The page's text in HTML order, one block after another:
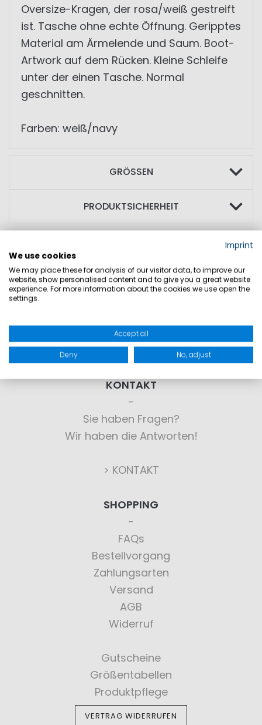
Oversize-Kragen, der rosa/weiß gestreift
ist. Tasche ohne echte Öffnung. Geripptes
Material am Ärmelende und Saum. Boot-
Artwork auf dem Rücken. Kleine Schleife
unter der einen Tasche. Normal
geschnitten.
Farben: weiß/navy
GRÖSSEN
PRODUKTSICHERHEIT
KONTAKT
Sie haben Fragen?
Wir haben die Antworten!
> KONTAKT
SHOPPING
FAQs
Bestellvorgang
Zahlungsarten
Versand
AGB
Widerruf
Gutscheine
Größentabellen
Produktpflege
VERTRAG WIDERRUFEN
Imprint
We use cookies
We may place these for analysis of our visitor data, to improve our
website, show personalised content and to give you a great website
experience. For more information about the cookies we use open the
settings.
Accept all
Deny No, adjust